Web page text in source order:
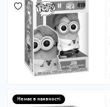
Немає в наявності